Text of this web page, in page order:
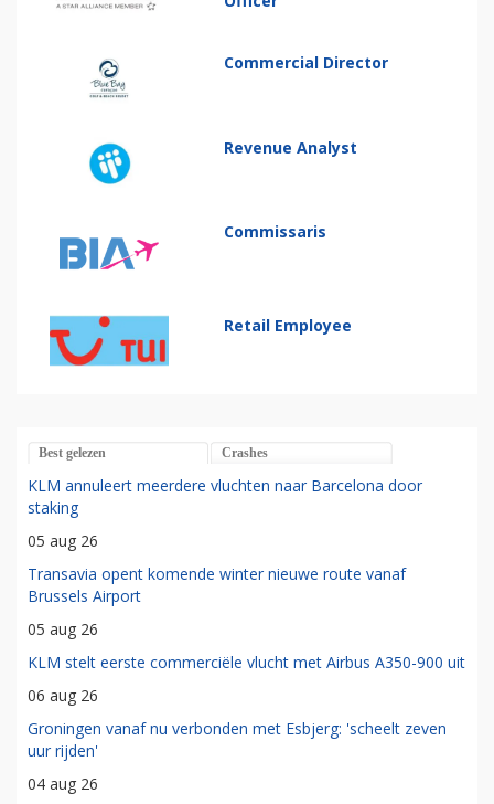
Commercial Director
Revenue Analyst
Commissaris
Retail Employee
Best gelezen Crashes
KLM annuleert meerdere vluchten naar Barcelona door
staking
05 aug 26
Transavia opent komende winter nieuwe route vanaf
Brussels Airport
05 aug 26
KLM stelt eerste commerciële vlucht met Airbus A350-900 uit
06 aug 26
Groningen vanaf nu verbonden met Esbjerg: 'scheelt zeven
uur rijden'
04 aug 26